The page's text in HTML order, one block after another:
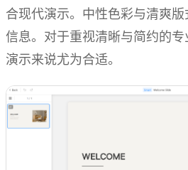
合现代演示。中性色彩与清爽
信息。对于重视清晰与简约的
演示来说尤为合适。